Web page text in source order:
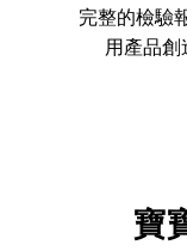
完整的檢驗
用產品
寶